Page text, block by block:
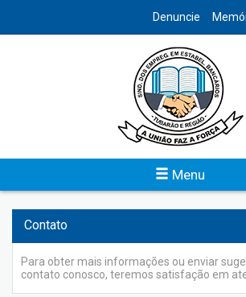
Denuncie
Menu
Jornal Sindicato
O Jornal do Sindicato dos Bancários foi
informações do cotidiano, dos eventos e as
Contato
Para obter mais informações ou enviar
contato conosco, teremos satisfação em